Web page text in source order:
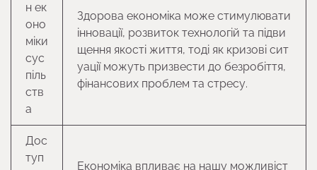
н ек
оно
міки
сус
піль
ств
а
Здорова економіка може стимулювати
інновації, розвиток технологій та підви
щення якості життя, тоді як кризові сит
уації можуть призвести до безробіття,
фінансових проблем та стресу.
Дос
туп
Економіка впливає на нашу можливіст